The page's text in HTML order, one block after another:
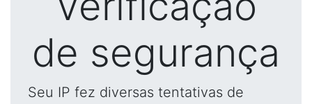
de segurança
Seu IP fez diversas tentativas de